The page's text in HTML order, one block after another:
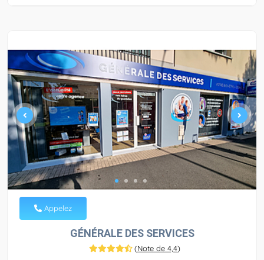
Appelez
GÉNÉRALE DES SERVICES
(Note de 4,4)